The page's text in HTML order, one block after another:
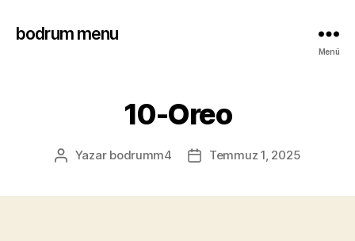
bodrum menu
Menü
10-Oreo
Yazar bodrumm4 Temmuz 1, 2025